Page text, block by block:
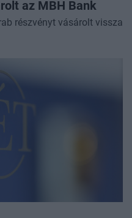
az MBH Bank
részvényt vásárolt vissza